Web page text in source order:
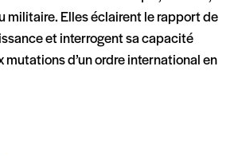
militaire. Elles éclairent le rapport de
et interrogent sa capacité
mutations d’un ordre international en